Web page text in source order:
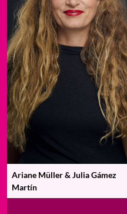
Ariane Müller & Julia Gámez
Martín